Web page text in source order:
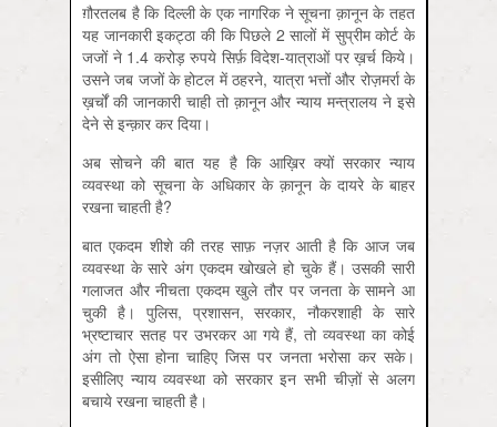
ग़ौरतलब है कि दिल्ली के एक नागरिक ने सूचना क़ानून के तहत
यह जानकारी इकट्ठा की कि पिछले 2 सालों में सुप्रीम कोर्ट के
जजों ने 1.4 करोड़ रुपये सिर्फ़ विदेश-यात्राओं पर ख़र्च किये।
उसने जब जजों के होटल में ठहरने, यात्रा भत्तों और रोज़मर्रा के
ख़र्चों की जानकारी चाही तो क़ानून और न्याय मन्त्रालय ने इसे
देने से इन्‍क़ार कर दिया।
अब सोचने की बात यह है कि आख़िर क्यों सरकार न्याय
व्यवस्था को सूचना के अधिकार के क़ानून के दायरे के बाहर
रखना चाहती है?
बात एकदम शीशे की तरह साफ़ नज़र आती है कि आज जब
व्यवस्था के सारे अंग एकदम खोखले हो चुके हैं। उसकी सारी
गलाजत और नीचता एकदम खुले तौर पर जनता के सामने आ
चुकी है। पुलिस, प्रशासन, सरकार, नौकरशाही के सारे
भ्रष्टाचार सतह पर उभरकर आ गये हैं, तो व्यवस्था का कोई
अंग तो ऐसा होना चाहिए जिस पर जनता भरोसा कर सके।
इसीलिए न्याय व्यवस्था को सरकार इन सभी चीज़ों से अलग
बचाये रखना चाहती है।